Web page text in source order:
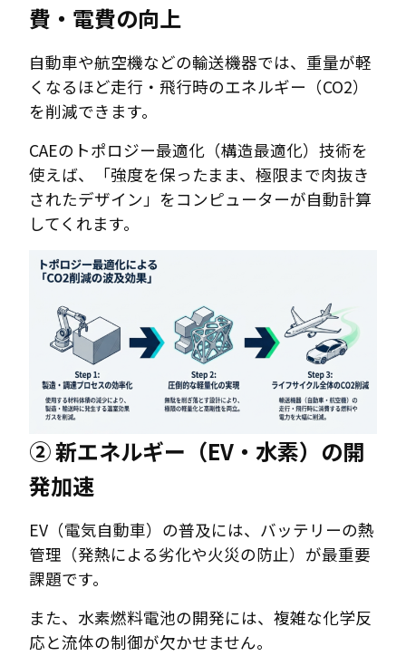
費・電費の向上
自動車や航空機などの輸送機器では、重量が軽
くなるほど走行・飛行時のエネルギー（CO2）
を削減できます。
CAEのトポロジー最適化（構造最適化）技術を
使えば、「強度を保ったまま、極限まで肉抜き
されたデザイン」をコンピューターが自動計算
してくれます。
② 新エネルギー（EV・水素）の開
発加速
EV（電気自動車）の普及には、バッテリーの熱
管理（発熱による劣化や火災の防止）が最重要
課題です。
また、水素燃料電池の開発には、複雑な化学反
応と流体の制御が欠かせません。